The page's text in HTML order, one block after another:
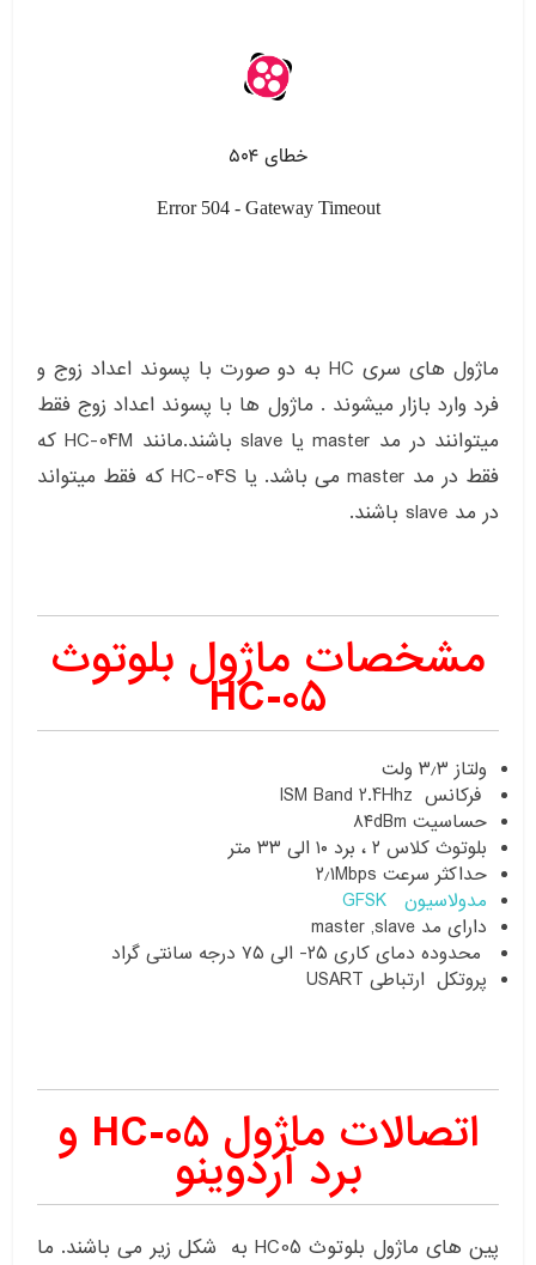
ماژول های سری HC به دو صورت با پسوند اعداد زوج و
فرد وارد بازار میشوند . ماژول ها با پسوند اعداد زوج فقط
میتوانند در مد master یا slave باشند.مانند HC-04M که
فقط در مد master می باشد. یا HC-04S که فقط میتواند
در مد slave باشند.
مشخصات ماژول بلوتوث
HC-05
ولتاز ۳٫۳ ولت
فرکانس ISM Band 2.4Hhz
حساسیت ۸۴dBm
بلوتوث کلاس ۲ ، برد ۱۰ الی ۳۳ متر
حداکثر سرعت ۲٫۱Mbps
مدولاسیون
GFSK
دارای مد master ,slave
محدوده دمای کاری ۲۵- الی ۷۵ درجه سانتی گراد
پروتکل ارتباطی USART
اتصالات ماژول HC-05 و
برد آردوینو
پین های ماژول بلوتوث HC05 به شکل زیر می باشند. ما